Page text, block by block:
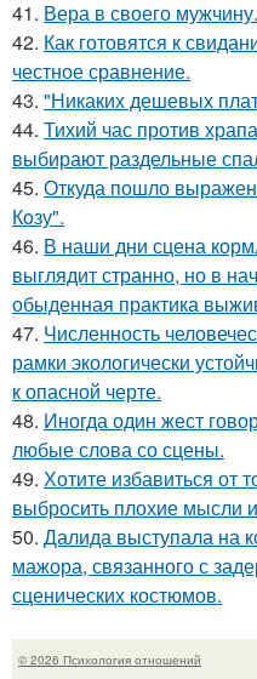
41. Вера в своего мужчину.
42. Как готовятся к
честное сравнение.
43. "Никаких дешевых
44. Тихий час против
выбирают раздельные
45. Откуда пошло
Кoзу".
46. В наши дни сцена
выглядит странно, но в
обыденная практика
47. Численность
рамки экологически
к опасной черте.
48. Иногда один жест
любые слова со сцены.
49. Хотите избавиться от
выбросить плохие мысли
50. Далида выступала на
мажора, связанного с
сценических костюмов.
© 2026 Психология отношений